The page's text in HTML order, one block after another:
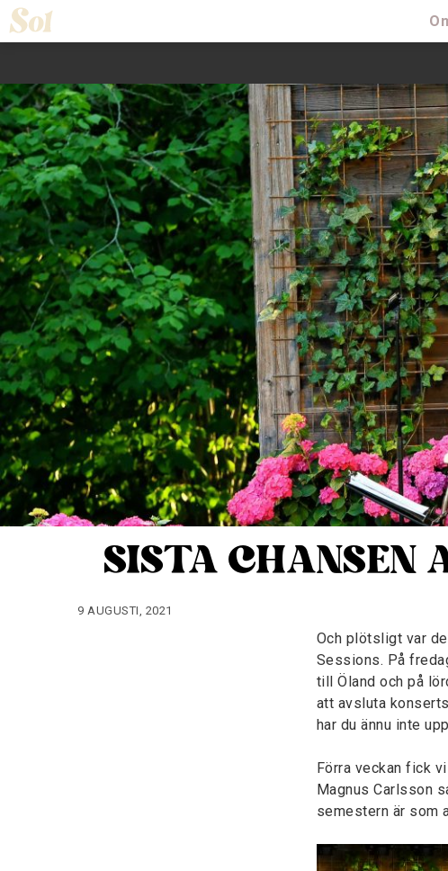
SISTA CHANSEN
9 AUGUSTI, 2021
Och plötsligt var
Sessions. På
till Öland och på
att avsluta
har du ännu inte
Förra veckan fick
Magnus Carlsson
semestern är som